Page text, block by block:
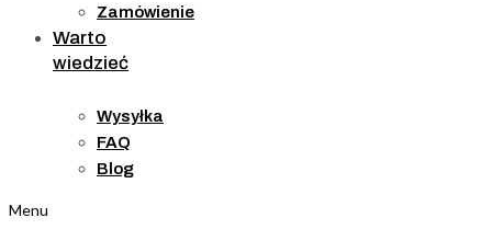
Zamówienie
Warto
wiedzieć
Wysyłka
FAQ
Blog
Menu